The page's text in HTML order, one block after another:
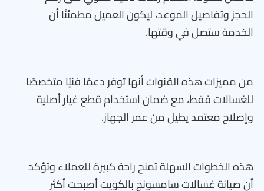
الحجز وتفاصيل الموعد، ليكون العميل مطمئنًا أن
الخدمة ستصل في وقتها.
من مميزات هذه القنوات أنها توفر دعمًا فنيًا متخصصًا
للغسالات فقط، مع ضمان استخدام قطع غيار أصلية
وإصلاح معتمد يطيل من عمر الجهاز.
هذه الخطوات السهلة تمنح راحة كبيرة للعملاء وتؤكد
أن صيانة غسالات سامسونج بالكويت أصبحت أكثر